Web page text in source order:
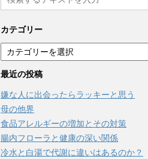
カテゴリー
カ
テ
ゴ
リ
ー
最近の投稿
嫌な人に出会ったらラッキーと思う
母の他界
食品アレルギーの増加とその対策
腸内フローラと健康の深い関係
冷水と白湯で代謝に違いはあるのか？